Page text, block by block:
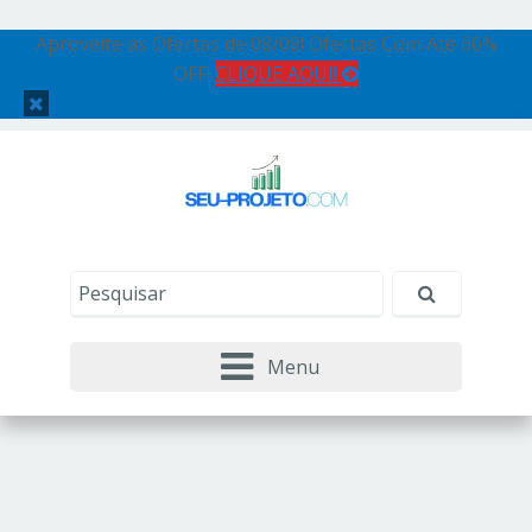
Aproveite as Ofertas de 08/08! Ofertas Com Até 60%
OFF! CLIQUE AQUI!
Menu